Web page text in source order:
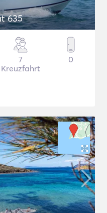
635
7
Kreuzfahrt
0